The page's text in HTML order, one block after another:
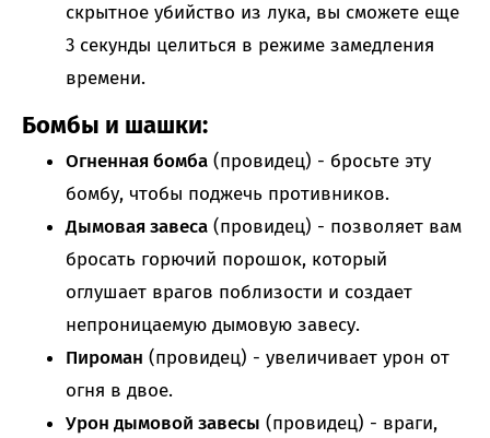
скрытное убийство из лука, вы сможете еще
3 секунды целиться в режиме замедления
времени.
Бомбы и шашки:
Огненная бомба (провидец) - бросьте эту
бомбу, чтобы поджечь противников.
Дымовая завеса (провидец) - позволяет вам
бросать горючий порошок, который
оглушает врагов поблизости и создает
непроницаемую дымовую завесу.
Пироман (провидец) - увеличивает урон от
огня в двое.
Урон дымовой завесы (провидец) - враги,